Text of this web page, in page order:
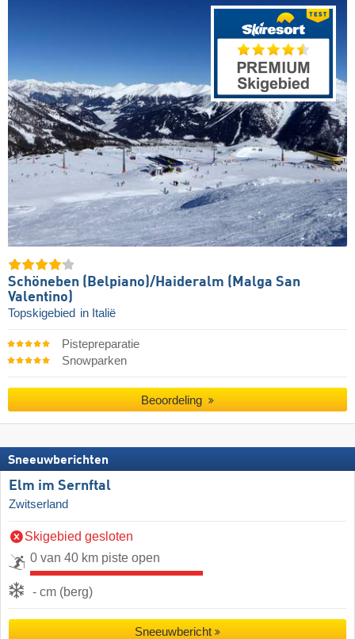
Schöneben (Belpiano)/​Haideralm (Malga San
Valentino)
Topskigebied in Italië
Pistepreparatie
Snowparken
Beoordeling
Sneeuwberichten
Elm im Sernftal
Zwitserland
Skigebied gesloten
0 van 40 km piste open
- cm (berg)
Sneeuwbericht